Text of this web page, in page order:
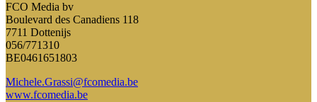
FCO Media bv
Boulevard des Canadiens 118
7711 Dottenijs
056/771310
BE0461651803
Michele.Grassi@fcomedia.be
www.fcomedia.be